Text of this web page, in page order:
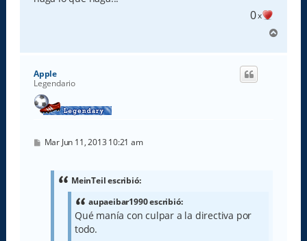
0x
r
Apple
Legendario
M
Mar Jun 11, 2013 10:21 am
MeinTeil escribió:
aupaeibar1990 escribió:
Qué manía con culpar a la directiva por
todo.